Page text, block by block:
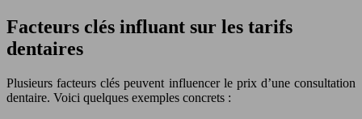
Facteurs clés influant sur les tarifs
dentaires
Plusieurs facteurs clés peuvent influencer le prix d’une consultation
dentaire. Voici quelques exemples concrets :